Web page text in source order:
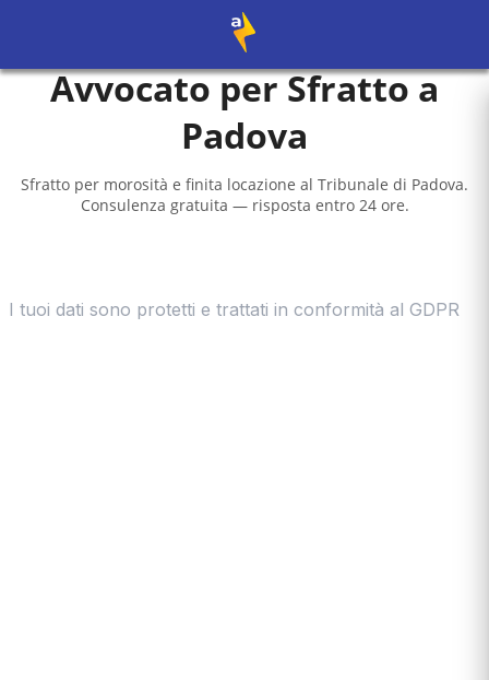
Avvocato per Sfratto a
Padova
Sfratto per morosità e finita locazione al Tribunale di Padova.
Consulenza gratuita — risposta entro 24 ore.